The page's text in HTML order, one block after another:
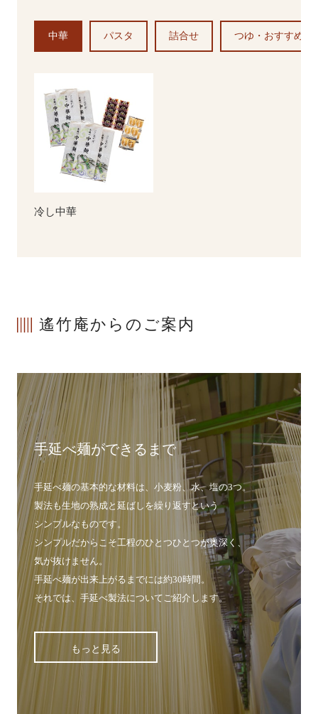
中華 パスタ 詰合せ つゆ・おすすめ他
冷し中華
遙竹庵からのご案内
手延べ麺ができるまで
手延べ麺の基本的な材料は、小麦粉、水、塩の3つ。
製法も生地の熟成と延ばしを繰り返すという
シンプルなものです。
シンプルだからこそ工程のひとつひとつが奥深く、
気が抜けません。
手延べ麺が出来上がるまでには約30時間。
それでは、手延べ製法についてご紹介します。
もっと見る